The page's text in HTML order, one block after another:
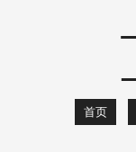
首页